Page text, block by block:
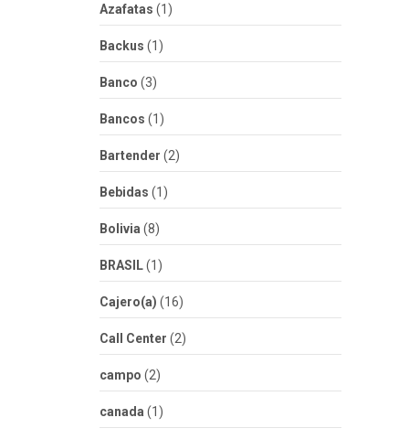
Azafatas (1)
Backus (1)
Banco (3)
Bancos (1)
Bartender (2)
Bebidas (1)
Bolivia (8)
BRASIL(1)
Cajero(a) (16)
Call Center (2)
campo (2)
canada (1)